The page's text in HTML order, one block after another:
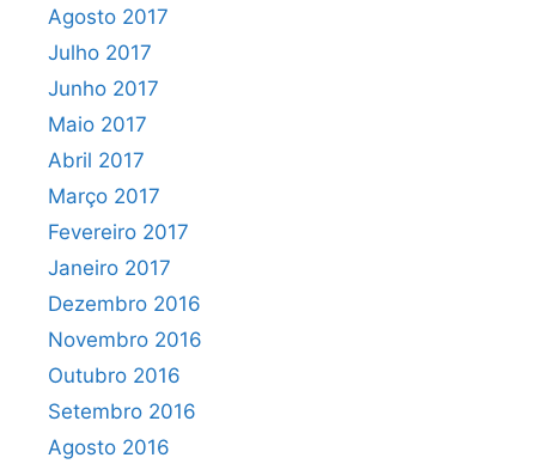
Agosto 2017
Julho 2017
Junho 2017
Maio 2017
Abril 2017
Março 2017
Fevereiro 2017
Janeiro 2017
Dezembro 2016
Novembro 2016
Outubro 2016
Setembro 2016
Agosto 2016